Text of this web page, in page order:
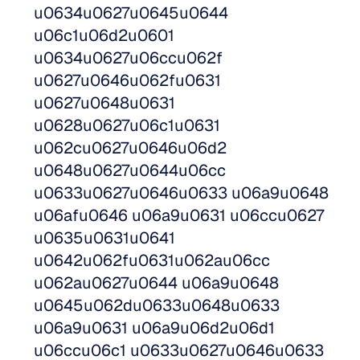
u0634u0627u0645u0644
u06c1u06d2u0601
u0634u0627u06ccu062f
u0627u0646u062fu0631
u0627u0648u0631
u0628u0627u06c1u0631
u062cu0627u0646u06d2
u0648u0627u0644u06cc
u0633u0627u0646u0633 u06a9u0648
u06afu0646 u06a9u0631 u06ccu0627
u0635u0631u0641
u0642u062fu0631u062au06cc
u062au0627u0644 u06a9u0648
u0645u062du0633u0648u0633
u06a9u0631 u06a9u06d2u06d1
u06ccu06c1 u0633u0627u0646u0633